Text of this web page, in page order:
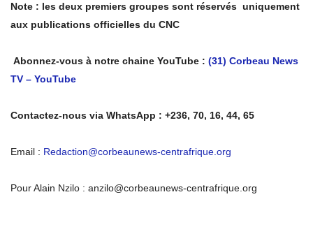
Note : les deux premiers groupes sont réservés uniquement
aux publications officielles du CNC
Abonnez-vous à notre chaine YouTube : (31) Corbeau News
TV – YouTube
Contactez-nous via WhatsApp : +236, 70, 16, 44, 65
Email : Redaction@corbeaunews-centrafrique.org
Pour Alain Nzilo : anzilo@corbeaunews-centrafrique.org